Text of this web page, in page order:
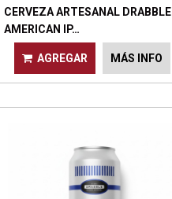
CERVEZA ARTESANAL DRABBLE
AMERICAN IP…
AGREGAR MÁS INFO